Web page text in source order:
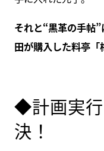
それと“黒革の手帖
田が購入した料亭「
◆計画実
決！